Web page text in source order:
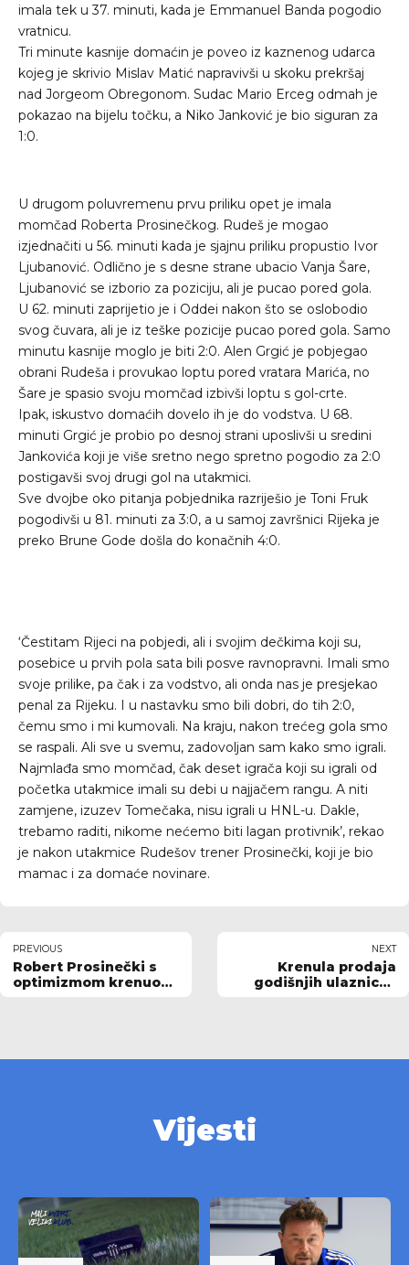
imala tek u 37. minuti, kada je Emmanuel Banda pogodio
vratnicu.
Tri minute kasnije domaćin je poveo iz kaznenog udarca
kojeg je skrivio Mislav Matić napravivši u skoku prekršaj
nad Jorgeom Obregonom. Sudac Mario Erceg odmah je
pokazao na bijelu točku, a Niko Janković je bio siguran za
1:0.
U drugom poluvremenu prvu priliku opet je imala
momčad Roberta Prosinečkog. Rudeš je mogao
izjednačiti u 56. minuti kada je sjajnu priliku propustio Ivor
Ljubanović. Odlično je s desne strane ubacio Vanja Šare,
Ljubanović se izborio za poziciju, ali je pucao pored gola.
U 62. minuti zaprijetio je i Oddei nakon što se oslobodio
svog čuvara, ali je iz teške pozicije pucao pored gola. Samo
minutu kasnije moglo je biti 2:0. Alen Grgić je pobjegao
obrani Rudeša i provukao loptu pored vratara Marića, no
Šare je spasio svoju momčad izbivši loptu s gol-crte.
Ipak, iskustvo domaćih dovelo ih je do vodstva. U 68.
minuti Grgić je probio po desnoj strani uposlivši u sredini
Jankovića koji je više sretno nego spretno pogodio za 2:0
postigavši svoj drugi gol na utakmici.
Sve dvojbe oko pitanja pobjednika razriješio je Toni Fruk
pogodivši u 81. minuti za 3:0, a u samoj završnici Rijeka je
preko Brune Gode došla do konačnih 4:0.
‘Čestitam Rijeci na pobjedi, ali i svojim dečkima koji su,
posebice u prvih pola sata bili posve ravnopravni. Imali smo
svoje prilike, pa čak i za vodstvo, ali onda nas je presjekao
penal za Rijeku. I u nastavku smo bili dobri, do tih 2:0,
čemu smo i mi kumovali. Na kraju, nakon trećeg gola smo
se raspali. Ali sve u svemu, zadovoljan sam kako smo igrali.
Najmlađa smo momčad, čak deset igrača koji su igrali od
početka utakmice imali su debi u najjačem rangu. A niti
zamjene, izuzev Tomečaka, nisu igrali u HNL-u. Dakle,
trebamo raditi, nikome nećemo biti lagan protivnik’, rekao
je nakon utakmice Rudešov trener Prosinečki, koji je bio
mamac i za domaće novinare.
PREVIOUS
Robert Prosinečki s
optimizmom krenuo
NEXT
Krenula prodaja
godišnjih ulaznica i
Vijesti